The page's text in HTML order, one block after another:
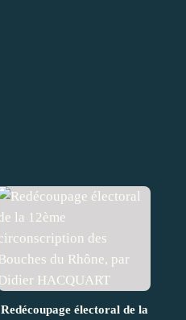
Redécoupage électoral de la